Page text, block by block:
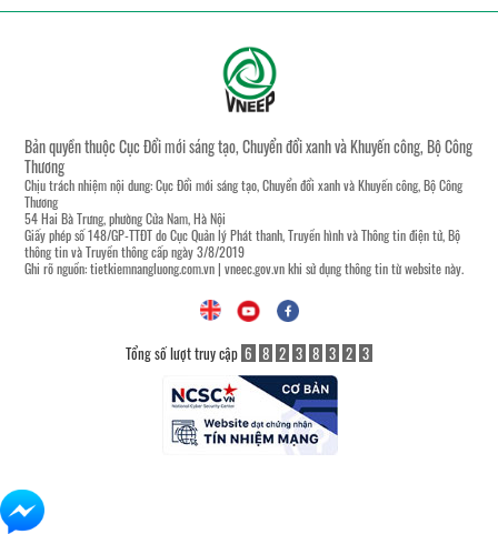
Bản quyền thuộc Cục Đổi mới sáng tạo, Chuyển đổi xanh và Khuyến công, Bộ Công
Thương
Chịu trách nhiệm nội dung: Cục Đổi mới sáng tạo, Chuyển đổi xanh và Khuyến công, Bộ Công
Thương
54 Hai Bà Trưng, phường Cửa Nam, Hà Nội
Giấy phép số 148/GP-TTĐT do Cục Quản lý Phát thanh, Truyền hình và Thông tin điện tử, Bộ
thông tin và Truyền thông cấp ngày 3/8/2019
Ghi rõ nguồn:tietkiemnangluong.com.vn| vneec.gov.vnkhi sử dụng thông tin từ website này.
Tổng số lượt truy cập 6 8 2 3 8 3 2 3